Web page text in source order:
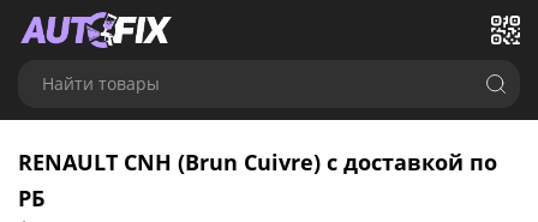
Найти товары
RENAULT CNH (Brun Cuivre) с доставкой по
РБ